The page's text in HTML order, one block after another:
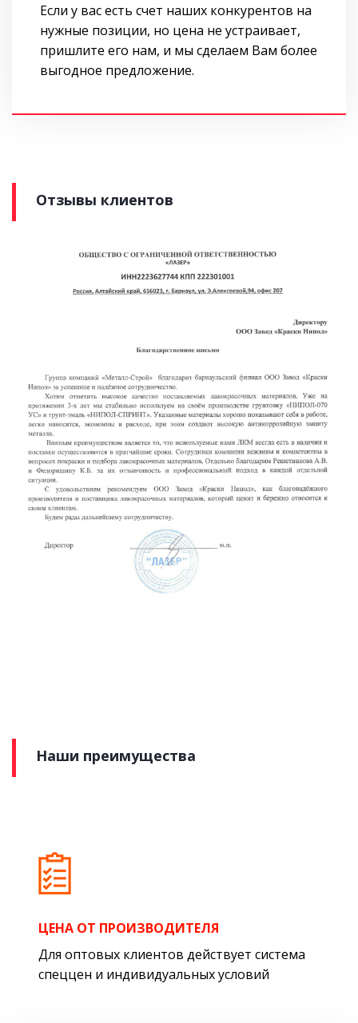
Если у вас есть счет наших конкурентов на
нужные позиции, но цена не устраивает,
пришлите его нам, и мы сделаем Вам более
выгодное предложение.
Отзывы клиентов
Наши преимущества
ЦЕНА ОТ ПРОИЗВОДИТЕЛЯ
Для оптовых клиентов действует система
спеццен и индивидуальных условий